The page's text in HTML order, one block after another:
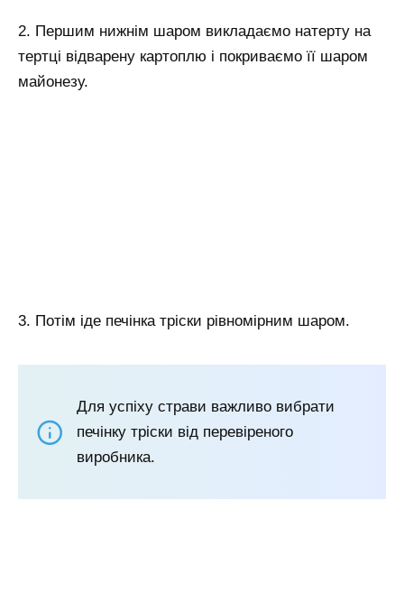
2. Першим нижнім шаром викладаємо натерту на
тертці відварену картоплю і покриваємо її шаром
майонезу.
3. Потім іде печінка тріски рівномірним шаром.
Для успіху страви важливо вибрати
печінку тріски від перевіреного
виробника.